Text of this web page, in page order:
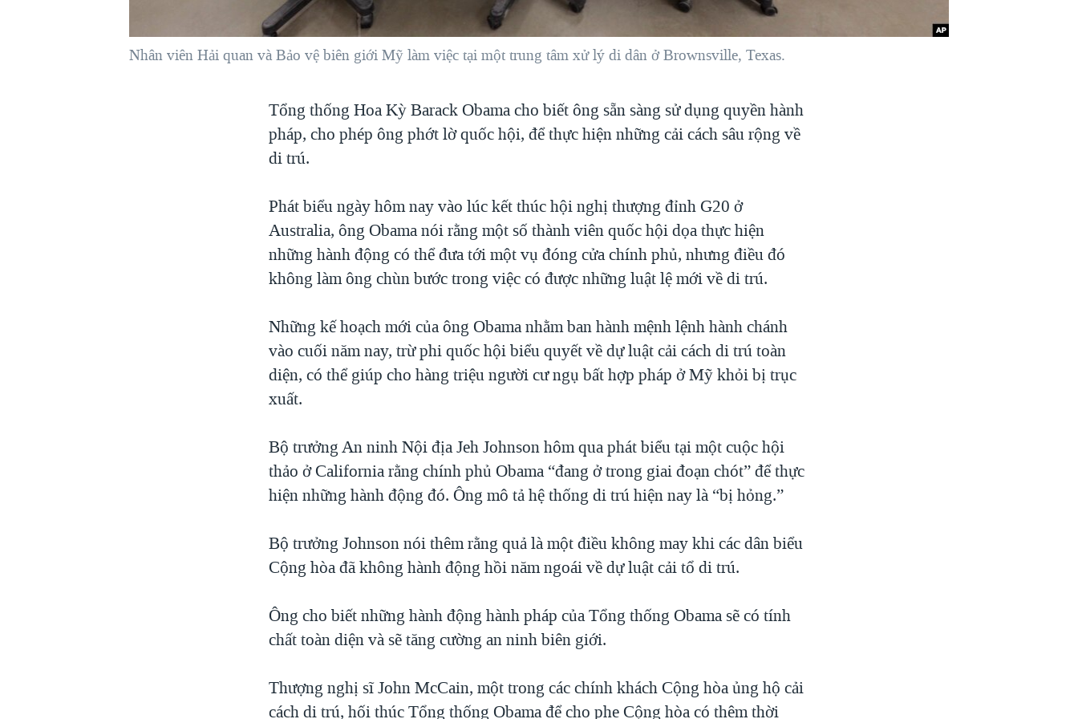
Nhân viên Hải quan và Bảo vệ biên giới Mỹ làm việc tại một trung tâm xử lý di dân ở Brownsville, Texas.
Tổng thống Hoa Kỳ Barack Obama cho biết ông sẵn sàng sử dụng quyền hành
pháp, cho phép ông phớt lờ quốc hội, để thực hiện những cải cách sâu rộng về
di trú.
Phát biểu ngày hôm nay vào lúc kết thúc hội nghị thượng đỉnh G20 ở
Australia, ông Obama nói rằng một số thành viên quốc hội dọa thực hiện
những hành động có thể đưa tới một vụ đóng cửa chính phủ, nhưng điều đó
không làm ông chùn bước trong việc có được những luật lệ mới về di trú.
Những kế hoạch mới của ông Obama nhằm ban hành mệnh lệnh hành chánh
vào cuối năm nay, trừ phi quốc hội biểu quyết về dự luật cải cách di trú toàn
diện, có thể giúp cho hàng triệu người cư ngụ bất hợp pháp ở Mỹ khỏi bị trục
xuất.
Bộ trưởng An ninh Nội địa Jeh Johnson hôm qua phát biểu tại một cuộc hội
thảo ở California rằng chính phủ Obama “đang ở trong giai đoạn chót” để thực
hiện những hành động đó. Ông mô tả hệ thống di trú hiện nay là “bị hỏng.”
Bộ trưởng Johnson nói thêm rằng quả là một điều không may khi các dân biểu
Cộng hòa đã không hành động hồi năm ngoái về dự luật cải tổ di trú.
Ông cho biết những hành động hành pháp của Tổng thống Obama sẽ có tính
chất toàn diện và sẽ tăng cường an ninh biên giới.
Thượng nghị sĩ John McCain, một trong các chính khách Cộng hòa ủng hộ cải
cách di trú, hối thúc Tổng thống Obama để cho phe Cộng hòa có thêm thời